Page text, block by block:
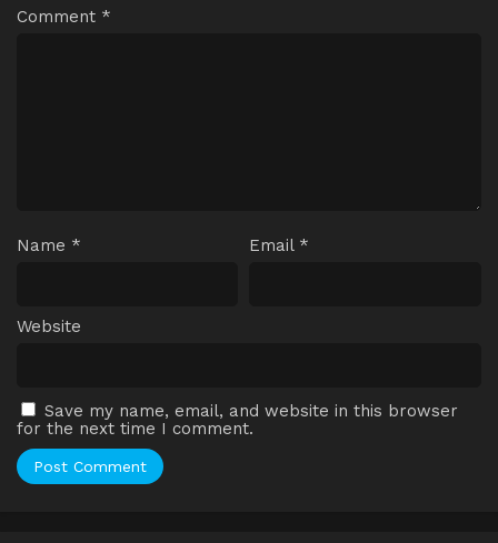
Comment *
Name * Email *
Website
Save my name, email, and website in this browser
for the next time I comment.